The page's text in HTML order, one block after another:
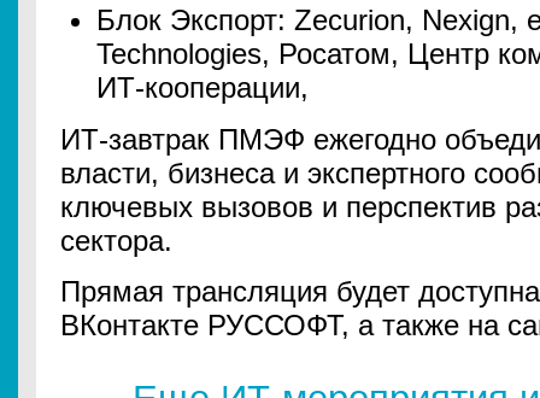
Блок Экспорт: Zecurion, Nexign,
Technologies, Росатом, Центр
ИТ-кооперации,
ИТ-завтрак ПМЭФ ежегодно
власти, бизнеса и экспертного
ключевых вызовов и перспектив
сектора.
Прямая трансляция будет
ВКонтакте РУССОФТ, а также на